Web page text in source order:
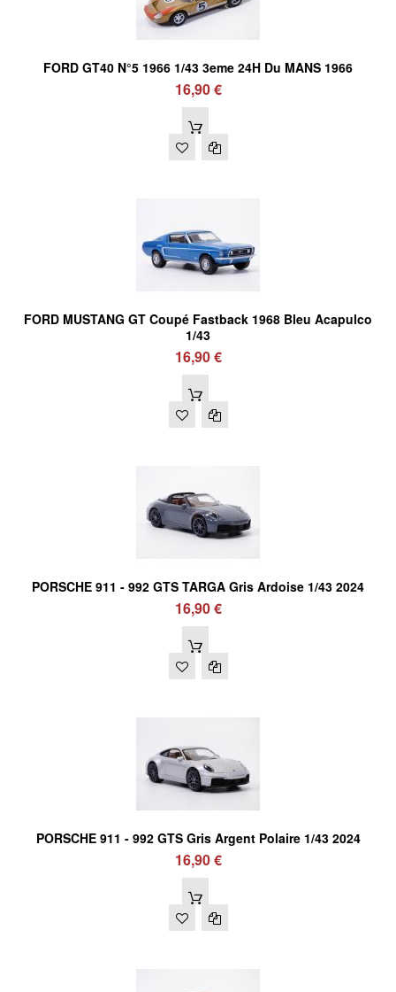
FORD GT40 N°5 1966 1/43 3eme 24H Du MANS 1966
16,90 €
FORD MUSTANG GT Coupé Fastback 1968 Bleu Acapulco
1/43
16,90 €
PORSCHE 911 - 992 GTS TARGA Gris Ardoise 1/43 2024
16,90 €
PORSCHE 911 - 992 GTS Gris Argent Polaire 1/43 2024
16,90 €